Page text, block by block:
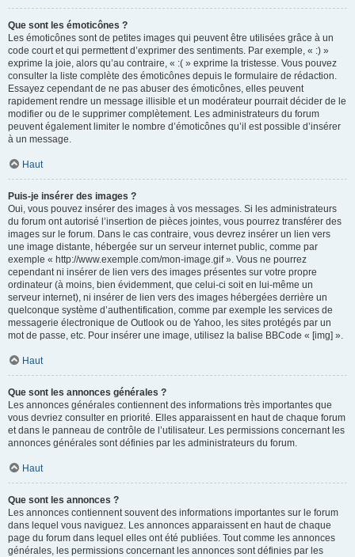
Que sont les émoticônes ?
Les émoticônes sont de petites images qui peuvent être utilisées grâce à un
code court et qui permettent d’exprimer des sentiments. Par exemple, « :) »
exprime la joie, alors qu’au contraire, « :( » exprime la tristesse. Vous pouvez
consulter la liste complète des émoticônes depuis le formulaire de rédaction.
Essayez cependant de ne pas abuser des émoticônes, elles peuvent
rapidement rendre un message illisible et un modérateur pourrait décider de le
modifier ou de le supprimer complètement. Les administrateurs du forum
peuvent également limiter le nombre d’émoticônes qu’il est possible d’insérer
à un message.
Haut
Puis-je insérer des images ?
Oui, vous pouvez insérer des images à vos messages. Si les administrateurs
du forum ont autorisé l’insertion de pièces jointes, vous pourrez transférer des
images sur le forum. Dans le cas contraire, vous devrez insérer un lien vers
une image distante, hébergée sur un serveur internet public, comme par
exemple « http://www.exemple.com/mon-image.gif ». Vous ne pourrez
cependant ni insérer de lien vers des images présentes sur votre propre
ordinateur (à moins, bien évidemment, que celui-ci soit en lui-même un
serveur internet), ni insérer de lien vers des images hébergées derrière un
quelconque système d’authentification, comme par exemple les services de
messagerie électronique de Outlook ou de Yahoo, les sites protégés par un
mot de passe, etc. Pour insérer une image, utilisez la balise BBCode « [img] ».
Haut
Que sont les annonces générales ?
Les annonces générales contiennent des informations très importantes que
vous devriez consulter en priorité. Elles apparaissent en haut de chaque forum
et dans le panneau de contrôle de l’utilisateur. Les permissions concernant les
annonces générales sont définies par les administrateurs du forum.
Haut
Que sont les annonces ?
Les annonces contiennent souvent des informations importantes sur le forum
dans lequel vous naviguez. Les annonces apparaissent en haut de chaque
page du forum dans lequel elles ont été publiées. Tout comme les annonces
générales, les permissions concernant les annonces sont définies par les